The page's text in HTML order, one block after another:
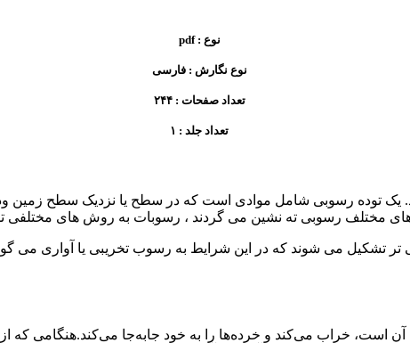
نوع : pdf
نوع نگارش : فارسی
تعداد صفحات : ۲۴۴
تعداد جلد : ۱
توده رسوبی شامل موادی است که در سطح یا نزدیک سطح زمین
های مختلف رسوبی ته نشین می گردند ، رسوبات به روش های
می شوند که در این شرایط به رسوب تخریبی یا آواری می
آن است، خراب مى‌کند و خرده‌ها را به خود جابه‌جا مى‌کند.هنگامى